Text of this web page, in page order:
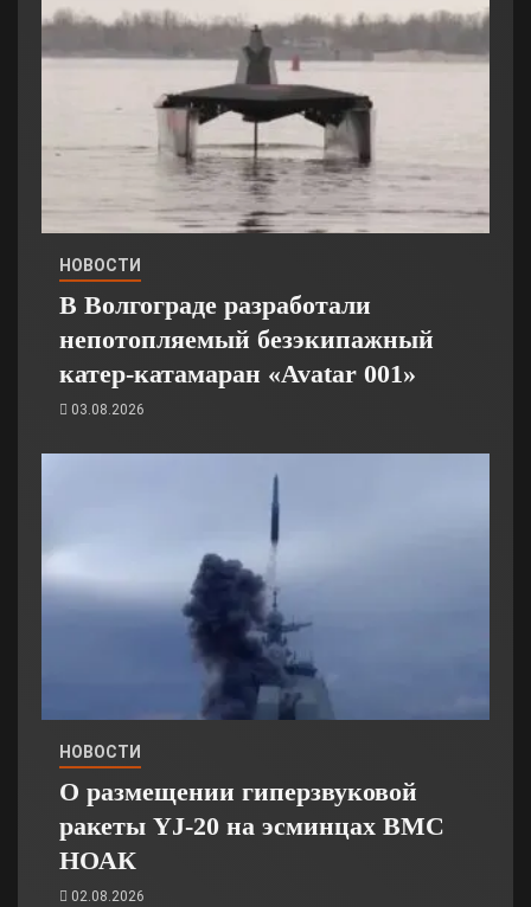
НОВОСТИ
В Волгограде разработали
непотопляемый безэкипажный
катер-катамаран «Avatar 001»
03.08.2026
НОВОСТИ
О размещении гиперзвуковой
ракеты YJ-20 на эсминцах ВМС
НОАК
02.08.2026